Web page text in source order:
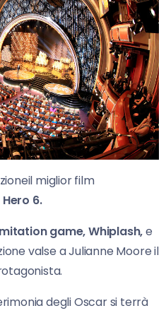
miglior film
Hero 6.
game, Whiplash,e
valse a Julianne Moore il
degli Oscar si terrà